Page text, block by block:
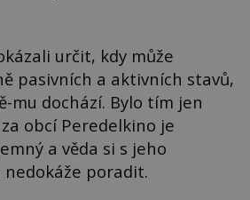
určit, kdy může
pasivních a aktivních stavů,
mu dochází. Bylo tím jen
obcí Peredelkino je
a věda si s jeho
poradit.